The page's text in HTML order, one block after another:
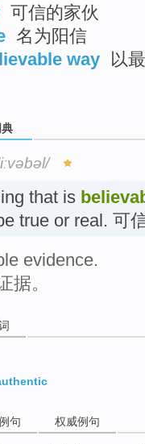
可信的家伙
名为阳信
way
以
that is
true or real. 可
evidence.
据。
句 权威例句